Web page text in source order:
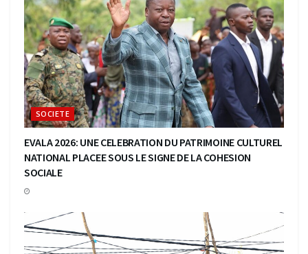
SOCIETE
EVALA 2026: UNE CELEBRATION DU PATRIMOINE CULTUREL
NATIONAL PLACEE SOUS LE SIGNE DE LA COHESION
SOCIALE